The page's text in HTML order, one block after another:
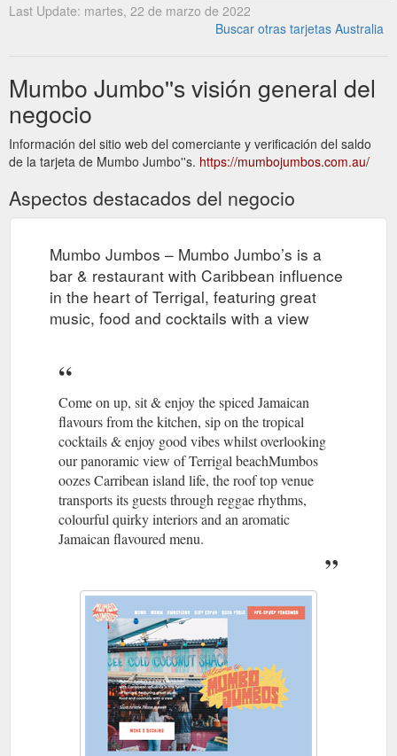
Last Update: martes, 22 de marzo de 2022
Buscar otras tarjetas Australia
Mumbo Jumbo''s visión general del
negocio
Información del sitio web del comerciante y verificación del saldo
de la tarjeta de Mumbo Jumbo''s. https://mumbojumbos.com.au/
Aspectos destacados del negocio
Mumbo Jumbos – Mumbo Jumbo’s is a
bar & restaurant with Caribbean influence
in the heart of Terrigal, featuring great
music, food and cocktails with a view
Come on up, sit & enjoy the spiced Jamaican
flavours from the kitchen, sip on the tropical
cocktails & enjoy good vibes whilst overlooking
our panoramic view of Terrigal beachMumbos
oozes Carribean island life, the roof top venue
transports its guests through reggae rhythms,
colourful quirky interiors and an aromatic
Jamaican flavoured menu.